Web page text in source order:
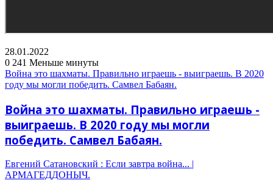
28.01.2022
0 241 Меньше минуты
Война это шахматы. Правильно играешь - выиграешь. В 2020
году мы могли победить. Самвел Бабаян.
Война это шахматы. Правильно играешь -
выиграешь. В 2020 году мы могли
победить. Самвел Бабаян.
Евгений Сатановский : Если завтра война... |
АРМАГЕДДОНЫЧ.